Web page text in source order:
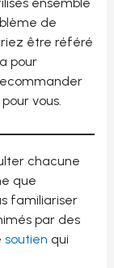
de
être référé
pour
vous.
chacune
que
familiariser
par des
soutien qui